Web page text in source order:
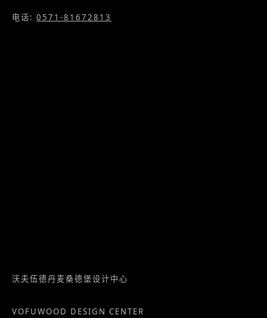
电话: 0571-81672813
沃夫伍德丹麦桑德堡设计中心
VOFUWOOD DESIGN CENTER